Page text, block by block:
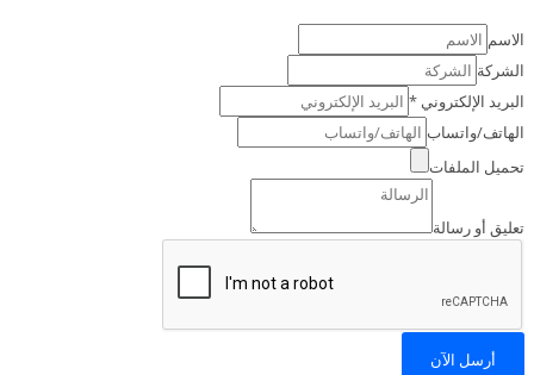
الاسم
الشركة
البريد الإلكتروني *
الهاتف/واتساب
تحميل الملفات
تعليق أو رسالة
أرسل الآن